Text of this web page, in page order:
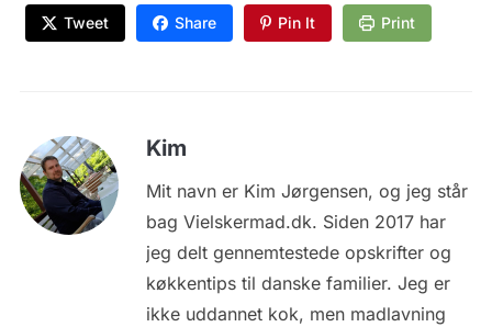
Tweet Share Pin It Print
Kim
Mit navn er Kim Jørgensen, og jeg står
bag Vielskermad.dk. Siden 2017 har
jeg delt gennemtestede opskrifter og
køkkentips til danske familier. Jeg er
ikke uddannet kok, men madlavning